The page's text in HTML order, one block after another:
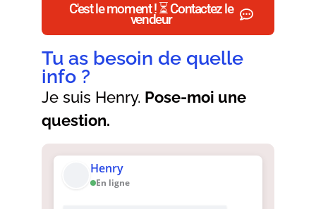
C'est le moment ! ⏳ Contactez le
vendeur
Henry
En ligne
Je suis Henry. Pose-moi une
question.
Tu as besoin de quelle
info ?